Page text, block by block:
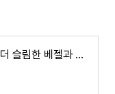
iPhone 15 Pro 시리즈 더 슬림한 베젤과 다른 iPhone 15 보델에서고 새로운 디자인이 적용된다?